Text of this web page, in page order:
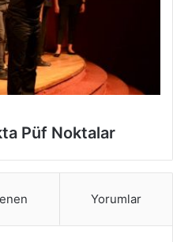
Püf Noktalar
Yorumlar